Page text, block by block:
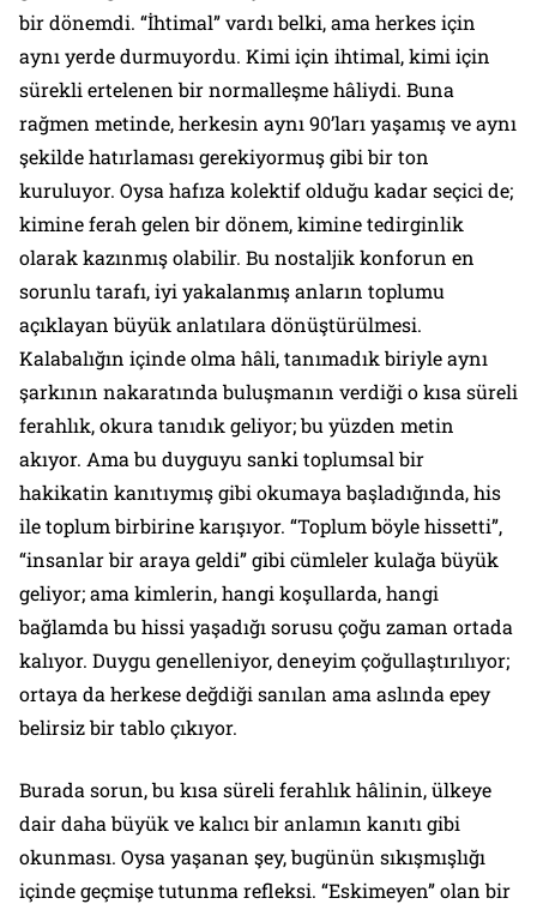
bir dönemdi. “İhtimal” vardı belki, ama herkes için
aynı yerde durmuyordu. Kimi için ihtimal, kimi için
sürekli ertelenen bir normalleşme hâliydi. Buna
rağmen metinde, herkesin aynı 90’ları yaşamış ve aynı
şekilde hatırlaması gerekiyormuş gibi bir ton
kuruluyor. Oysa hafıza kolektif olduğu kadar seçici de;
kimine ferah gelen bir dönem, kimine tedirginlik
olarak kazınmış olabilir. Bu nostaljik konforun en
sorunlu tarafı, iyi yakalanmış anların toplumu
açıklayan büyük anlatılara dönüştürülmesi.
Kalabalığın içinde olma hâli, tanımadık biriyle aynı
şarkının nakaratında buluşmanın verdiği o kısa süreli
ferahlık, okura tanıdık geliyor; bu yüzden metin
akıyor. Ama bu duyguyu sanki toplumsal bir
hakikatin kanıtıymış gibi okumaya başladığında, his
ile toplum birbirine karışıyor. “Toplum böyle hissetti”,
“insanlar bir araya geldi” gibi cümleler kulağa büyük
geliyor; ama kimlerin, hangi koşullarda, hangi
bağlamda bu hissi yaşadığı sorusu çoğu zaman ortada
kalıyor. Duygu genelleniyor, deneyim çoğullaştırılıyor;
ortaya da herkese değdiği sanılan ama aslında epey
belirsiz bir tablo çıkıyor.
Burada sorun, bu kısa süreli ferahlık hâlinin, ülkeye
dair daha büyük ve kalıcı bir anlamın kanıtı gibi
okunması. Oysa yaşanan şey, bugünün sıkışmışlığı
içinde geçmişe tutunma refleksi. “Eskimeyen” olan bir